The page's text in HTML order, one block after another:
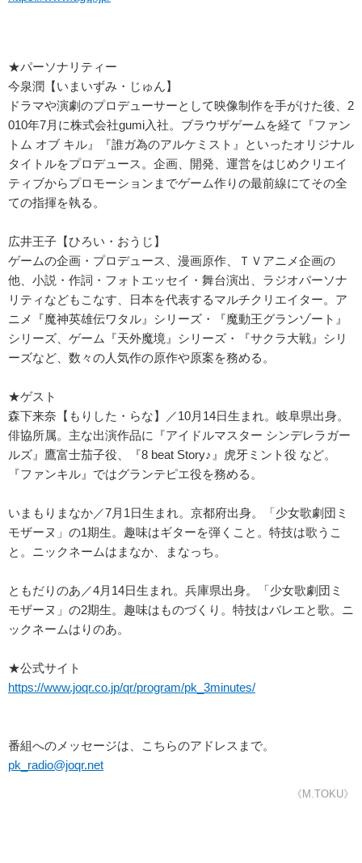
★パーソナリティー
今泉潤【いまいずみ・じゅん】
ドラマや演劇のプロデューサーとして映像制作を手がけた後、2
010年7月に株式会社gumi入社。ブラウザゲームを経て『ファン
トム オブ キル』『誰ガ為のアルケミスト』といったオリジナル
タイトルをプロデュース。企画、開発、運営をはじめクリエイ
ティブからプロモーションまでゲーム作りの最前線にてその全
ての指揮を執る。
広井王子【ひろい・おうじ】
ゲームの企画・プロデュース、漫画原作、ＴＶアニメ企画の
他、小説・作詞・フォトエッセイ・舞台演出、ラジオパーソナ
リティなどもこなす、日本を代表するマルチクリエイター。ア
ニメ『魔神英雄伝ワタル』シリーズ・『魔動王グランゾート』
シリーズ、ゲーム『天外魔境』シリーズ・『サクラ大戦』シリ
ーズなど、数々の人気作の原作や原案を務める。
★ゲスト
森下来奈【もりした・らな】／10月14日生まれ。岐阜県出身。
俳協所属。主な出演作品に『アイドルマスター シンデレラガー
ルズ』鷹富士茄子役、『8 beat Story♪』虎牙ミント役 など。
『ファンキル』ではグランテピエ役を務める。
いまもりまなか／7月1日生まれ。京都府出身。「少女歌劇団ミ
モザーヌ」の1期生。趣味はギターを弾くこと。特技は歌うこ
と。ニックネームはまなか、まなっち。
ともだりのあ／4月14日生まれ。兵庫県出身。「少女歌劇団ミ
モザーヌ」の2期生。趣味はものづくり。特技はバレエと歌。ニ
ックネームはりのあ。
★公式サイト
https://www.joqr.co.jp/qr/program/pk_3minutes/
番組へのメッセージは、こちらのアドレスまで。
pk_radio@joqr.net
《M.TOKU》